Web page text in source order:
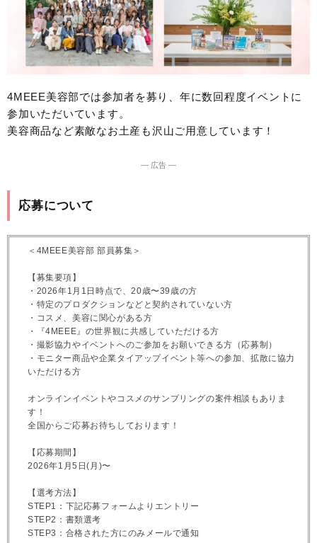
4MEEE美容部では参加者を募り、年に数回程度イベントに
参加いただいています。
美容商品など素敵なお土産も沢山ご用意しています！
― 広告 ―
応募について
＜4MEEE美容部 部員募集＞
【募集要項】
・2026年1月1日時点で、20歳〜39歳の方
・特定のプロダクションなどと契約されていない方
・コスメ、美容に関心がある方
・『4MEEE』の世界観に共感していただける方
・撮影協力やイベントへのご参加をお願いできる方（応募制）
・モニター商品や企業タイアップイベント等への参加、拡散に協力
いただける方
オンラインイベントやコスメのサンプリングの案件相談もありま
す！
全国からご応募お待ちしております！
【応募期間】
2026年1月5日(月)〜
【選考方法】
STEP1：下記応募フォームよりエントリー
STEP2：書類選考
STEP3：合格された方にのみメールで通知